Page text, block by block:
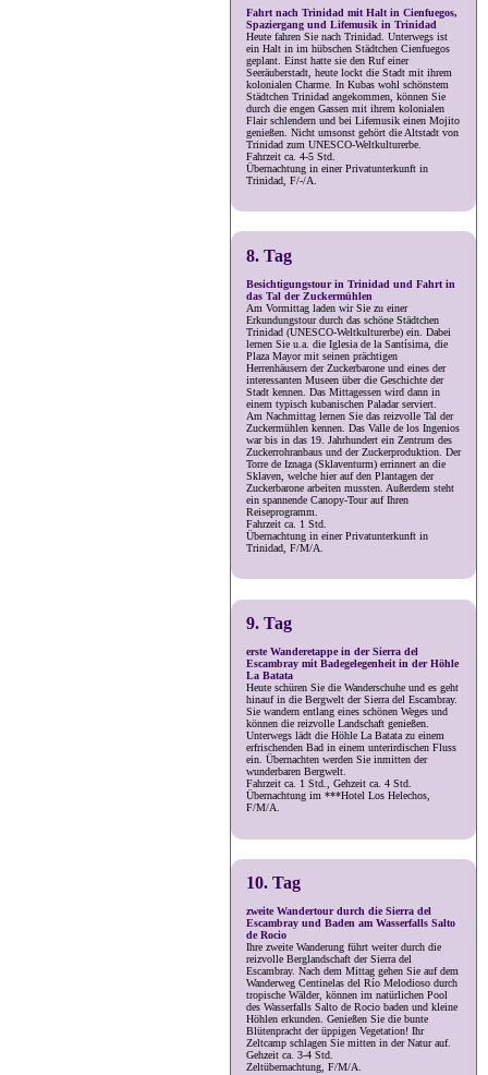
Fahrt nach Trinidad mit Halt in Cienfuegos,
Spaziergang und Lifemusik in Trinidad
Heute fahren Sie nach Trinidad. Unterwegs ist
ein Halt in im hübschen Städtchen Cienfuegos
geplant. Einst hatte sie den Ruf einer
Seeräuberstadt, heute lockt die Stadt mit ihrem
kolonialen Charme. In Kubas wohl schönstem
Städtchen Trinidad angekommen, können Sie
durch die engen Gassen mit ihrem kolonialen
Flair schlendern und bei Lifemusik einen Mojito
genießen. Nicht umsonst gehört die Altstadt von
Trinidad zum UNESCO-Weltkulturerbe.
Fahrzeit ca. 4-5 Std.
Übernachtung in einer Privatunterkunft in
Trinidad, F/-/A.
8. Tag
Besichtigungstour in Trinidad und Fahrt in
das Tal der Zuckermühlen
Am Vormittag laden wir Sie zu einer
Erkundungstour durch das schöne Städtchen
Trinidad (UNESCO-Weltkulturerbe) ein. Dabei
lernen Sie u.a. die Iglesia de la Santísima, die
Plaza Mayor mit seinen prächtigen
Herrenhäusern der Zuckerbarone und eines der
interessanten Museen über die Geschichte der
Stadt kennen. Das Mittagessen wird dann in
einem typisch kubanischen Paladar serviert.
Am Nachmittag lernen Sie das reizvolle Tal der
Zuckermühlen kennen. Das Valle de los Ingenios
war bis in das 19. Jahrhundert ein Zentrum des
Zuckerrohranbaus und der Zuckerproduktion. Der
Torre de Iznaga (Sklaventurm) errinnert an die
Sklaven, welche hier auf den Plantagen der
Zuckerbarone arbeiten mussten. Außerdem steht
ein spannende Canopy-Tour auf Ihren
Reiseprogramm.
Fahrzeit ca. 1 Std.
Übernachtung in einer Privatunterkunft in
Trinidad, F/M/A.
9. Tag
erste Wanderetappe in der Sierra del
Escambray mit Badegelegenheit in der Höhle
La Batata
Heute schüren Sie die Wanderschuhe und es geht
hinauf in die Bergwelt der Sierra del Escambray.
Sie wandern entlang eines schönen Weges und
können die reizvolle Landschaft genießen.
Unterwegs lädt die Höhle La Batata zu einem
erfrischenden Bad in einem unterirdischen Fluss
ein. Übernachten werden Sie inmitten der
wunderbaren Bergwelt.
Fahrzeit ca. 1 Std., Gehzeit ca. 4 Std.
Übernachtung im ***Hotel Los Helechos,
F/M/A.
10. Tag
zweite Wandertour durch die Sierra del
Escambray und Baden am Wasserfalls Salto
de Rocio
Ihre zweite Wanderung führt weiter durch die
reizvolle Berglandschaft der Sierra del
Escambray. Nach dem Mittag gehen Sie auf dem
Wanderweg Centinelas del Río Melodioso durch
tropische Wälder, können im natürlichen Pool
des Wasserfalls Salto de Rocio baden und kleine
Höhlen erkunden. Genießen Sie die bunte
Blütenpracht der üppigen Vegetation! Ihr
Zeltcamp schlagen Sie mitten in der Natur auf.
Gehzeit ca. 3-4 Std.
Zeltübernachtung, F/M/A.